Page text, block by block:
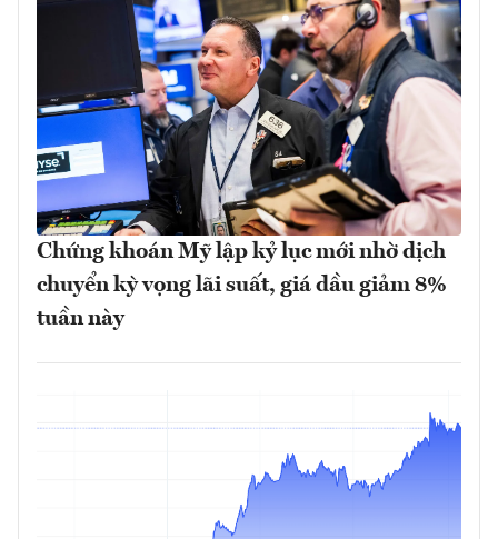
Chứng khoán Mỹ lập kỷ lục mới nhờ dịch
chuyển kỳ vọng lãi suất, giá dầu giảm 8%
tuần này